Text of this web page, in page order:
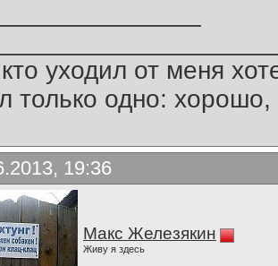
уходил от меня
только одно:
19:36
Макс Железякин
Живу я здесь